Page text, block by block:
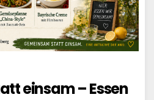
einsam – Essen